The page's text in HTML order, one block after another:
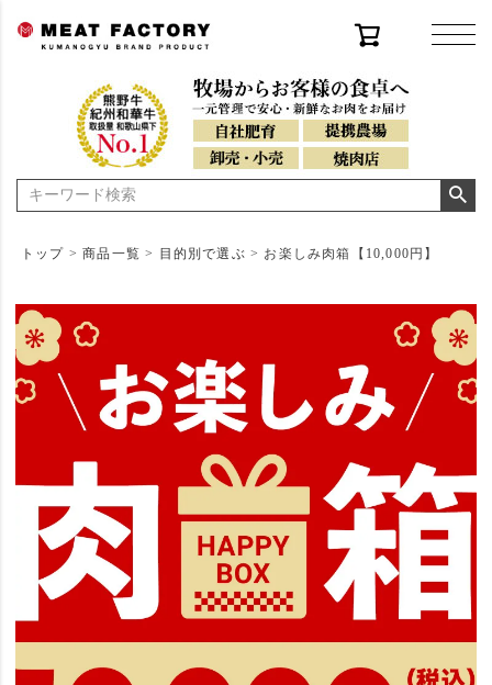
トップ 商品一覧 目的別で選ぶ お楽しみ肉箱【10,000円】